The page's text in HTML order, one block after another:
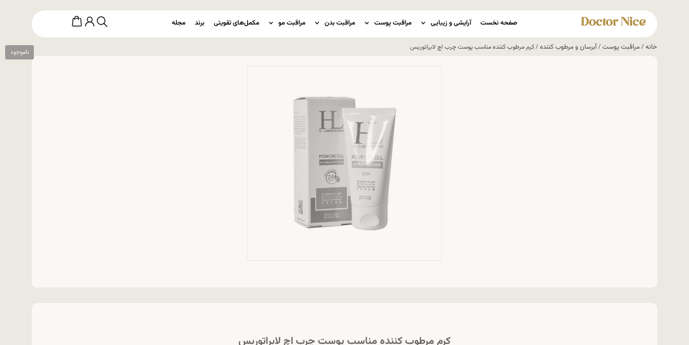
صفحه نخست آرایشی و زیبایی مراقبت پوست مراقبت بدن مراقبت مو مکمل‌های تقویتی برند مجله
خانه/مراقبت پوست/آبرسان و مرطوب کننده/ کرم مرطوب کننده مناسب پوست چرب اچ لابراتوریس
کرم مرطوب کننده مناسب پوست چرب اچ لابراتوریس